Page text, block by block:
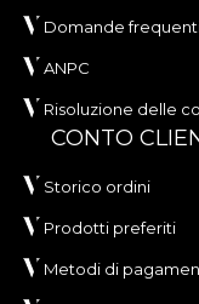
Domande
ANPC
Risoluzione delle
CONTO
Storico ordini
Prodotti preferiti
Metodi di